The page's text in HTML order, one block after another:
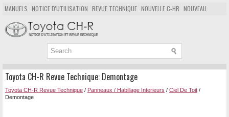
MANUELS NOTICE D'UTILISATION REVUE TECHNIQUE NOUVELLE C-HR NOUVEAU
POPULAIRE
PLAN DU SITE CHERCHER
Toyota CH-R Revue Technique: Demontage
Toyota CH-R Revue Technique / Panneaux / Habillage Interieurs / Ciel De Toit /
Demontage